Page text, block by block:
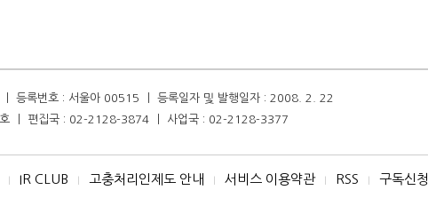
등록번호 : 서울아 00515 ㅣ 등록일자 및 발행일자 : 2008. 2. 22
호 ㅣ 편집국 : 02-2128-3874 ㅣ 사업국 : 02-2128-3377
I IR CLUB I 고충처리인제도 안내 I 서비스 이용약관 I RSS I 구독신청